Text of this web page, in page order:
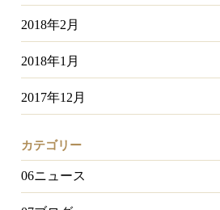
2018年2月
2018年1月
2017年12月
カテゴリー
06ニュース